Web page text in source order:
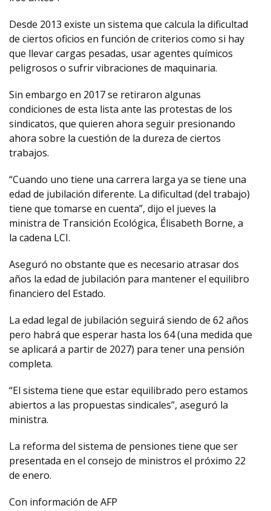
Desde 2013 existe un sistema que calcula la dificultad
de ciertos oficios en función de criterios como si hay
que llevar cargas pesadas, usar agentes químicos
peligrosos o sufrir vibraciones de maquinaria.
Sin embargo en 2017 se retiraron algunas
condiciones de esta lista ante las protestas de los
sindicatos, que quieren ahora seguir presionando
ahora sobre la cuestión de la dureza de ciertos
trabajos.
“Cuando uno tiene una carrera larga ya se tiene una
edad de jubilación diferente. La dificultad (del trabajo)
tiene que tomarse en cuenta”, dijo el jueves la
ministra de Transición Ecológica, Élisabeth Borne, a
la cadena LCI.
Aseguró no obstante que es necesario atrasar dos
años la edad de jubilación para mantener el equilibro
financiero del Estado.
La edad legal de jubilación seguirá siendo de 62 años
pero habrá que esperar hasta los 64 (una medida que
se aplicará a partir de 2027) para tener una pensión
completa.
“El sistema tiene que estar equilibrado pero estamos
abiertos a las propuestas sindicales”, aseguró la
ministra.
La reforma del sistema de pensiones tiene que ser
presentada en el consejo de ministros el próximo 22
de enero.
Con información de AFP